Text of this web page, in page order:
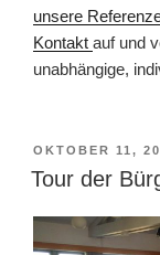
unsere
Kontakt auf und
unabhängige,
AM
OKTOBER 11,
Tour der